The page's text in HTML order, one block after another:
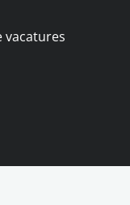
vacatures